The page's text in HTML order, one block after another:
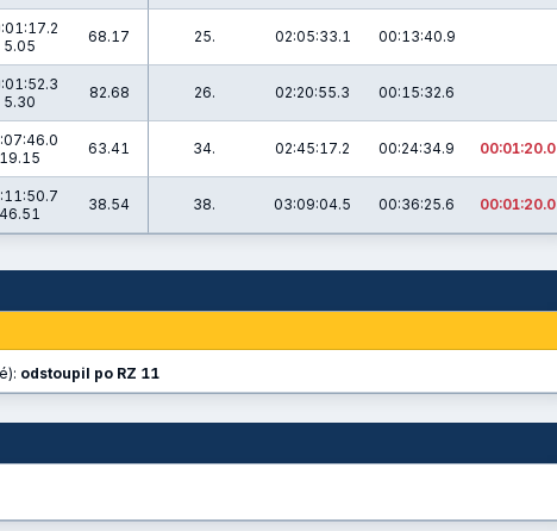
5.05
68.17 25. 02:05:33.1 00:13:40.9
5.30
82.68 26. 02:20:55.3 00:15:32.6
19.15
63.41 34. 02:45:17.2 00:24:34.9 00:01:20.0
46.51
38.54 38. 03:09:04.5 00:36:25.6 00:01:20.0
odstoupil po RZ 11